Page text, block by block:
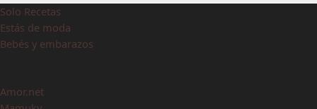
Solo Recetas
Estás de moda
Bebés y embarazos
Amor.net